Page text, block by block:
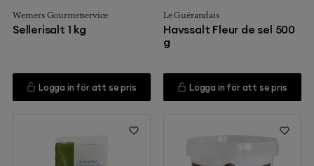
Werners Gourmetservice
Sellerisalt 1 kg
Logga in för att se pris
Le Guérandais
Havssalt Fleur de sel 500
g
Logga in för att se pris